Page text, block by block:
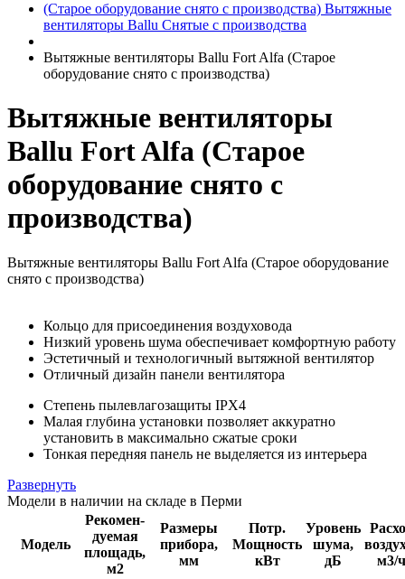
(Старое оборудование снято с производства) Вытяжные
вентиляторы Ballu Снятые с производства
Вытяжные вентиляторы Ballu Fort Alfa (Старое
оборудование снято с производства)
Вытяжные вентиляторы
Ballu Fort Alfa (Старое
оборудование снято с
производства)
Вытяжные вентиляторы Ballu Fort Alfa (Старое оборудование
снято с производства)
Кольцо для присоединения воздуховода
Низкий уровень шума обеспечивает комфортную работу
Эстетичный и технологичный вытяжной вентилятор
Отличный дизайн панели вентилятора
Степень пылевлагозащиты IPX4
Малая глубина установки позволяет аккуратно
установить в максимально сжатые сроки
Тонкая передняя панель не выделяется из интерьера
Развернуть
Модели в наличии на складе в Перми
Модель
Рекомен-
дуемая
площадь,
м2
Размеры
прибора,
мм
Потр.
Мощность
кВт
Уровень
шума,
дБ
м3/ч